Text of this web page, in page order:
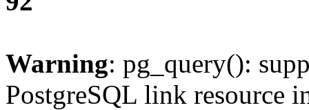
Warning: pg_query():
PostgreSQL link resource